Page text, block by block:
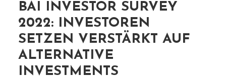
BAI INVESTOR SURVEY
2022: INVESTOREN
SETZEN VERSTÄRKT AUF
ALTERNATIVE
INVESTMENTS